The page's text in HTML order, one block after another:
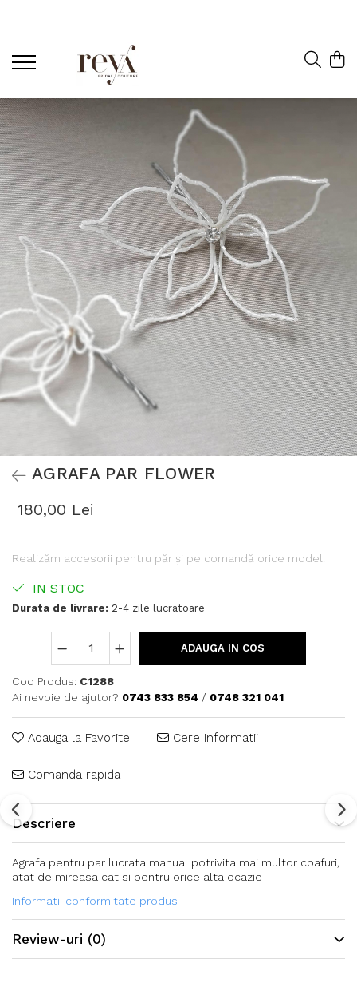
AGRAFA PAR FLOWER
180,00 Lei
Realizăm accesorii pentru păr și pe comandă orice model.
IN STOC
Durata de livrare: 2-4 zile lucratoare
ADAUGA IN COS
Cod Produs: C1288
Ai nevoie de ajutor? 0743 833 854 / 0748 321 041
Adauga la Favorite Cere informatii
Comanda rapida
Descriere
Agrafa pentru par lucrata manual potrivita mai multor coafuri,
atat de mireasa cat si pentru orice alta ocazie
Informatii conformitate produs
Review-uri (0)